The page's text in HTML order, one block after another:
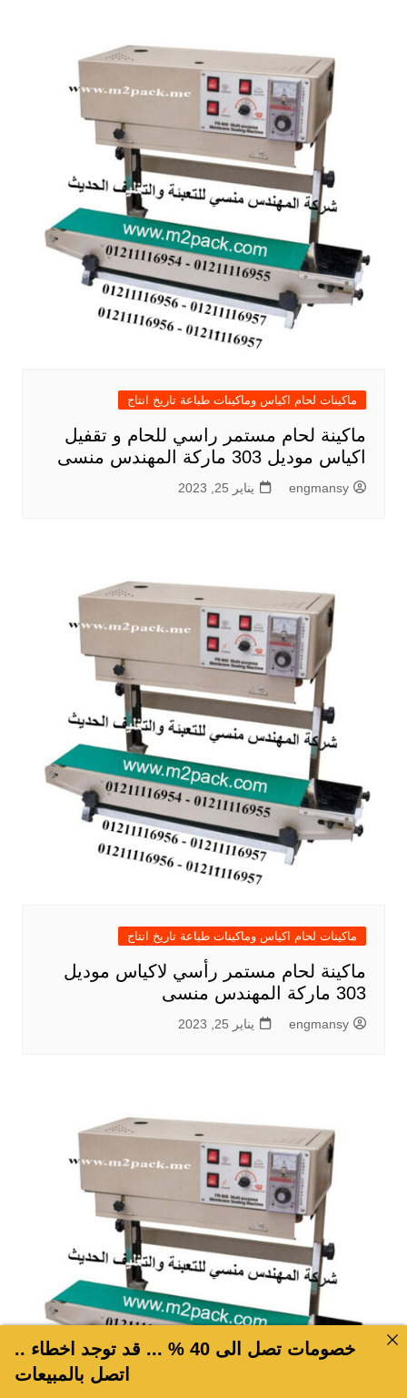
ماكينات لحام اكياس وماكينات طباعة تاريخ انتاج
ماكينة لحام مستمر راسي للحام و تقفيل
اكياس موديل 303 ماركة المهندس منسى
engmansy يناير 25, 2023
ماكينات لحام اكياس وماكينات طباعة تاريخ انتاج
ماكينة لحام مستمر رأسي لاكياس موديل
303 ماركة المهندس منسى
engmansy يناير 25, 2023
خصومات تصل الى 40 % ... قد توجد اخطاء ..
اتصل بالمبيعات